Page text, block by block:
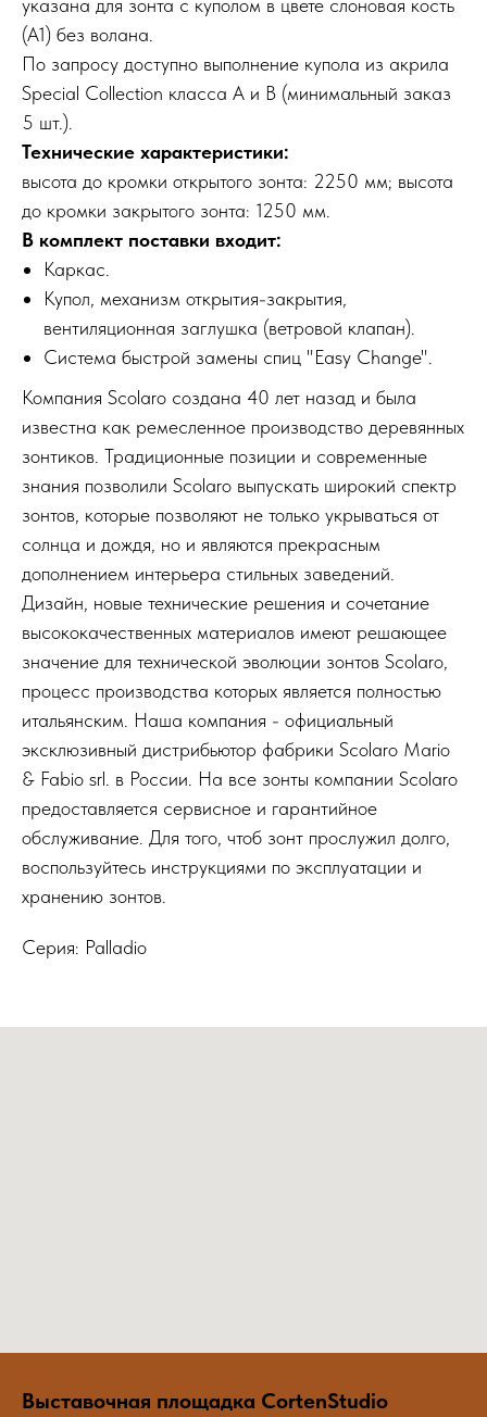
указана для зонта с куполом в цвете слоновая кость
(A1) без волана.
По запросу доступно выполнение купола из акрила
Special Collection класса A и B (минимальный заказ
5 шт.).
Технические характеристики:
высота до кромки открытого зонта: 2250 мм; высота
до кромки закрытого зонта: 1250 мм.
В комплект поставки входит:
Каркас.
Купол, механизм открытия-закрытия,
вентиляционная заглушка (ветровой клапан).
Система быстрой замены спиц "Easy Change".
Компания Scolaro создана 40 лет назад и была
известна как ремесленное производство деревянных
зонтиков. Традиционные позиции и современные
знания позволили Scolaro выпускать широкий спектр
зонтов, которые позволяют не только укрываться от
солнца и дождя, но и являются прекрасным
дополнением интерьера стильных заведений.
Дизайн, новые технические решения и сочетание
высококачественных материалов имеют решающее
значение для технической эволюции зонтов Scolaro,
процесс производства которых является полностью
итальянским. Наша компания - официальный
эксклюзивный дистрибьютор фабрики Scolaro Mario
& Fabio srl. в России. На все зонты компании Scolaro
предоставляется сервисное и гарантийное
обслуживание. Для того, чтоб зонт прослужил долго,
воспользуйтесь инструкциями по эксплуатации и
хранению зонтов.
Серия: Palladio
Выставочная площадка CortenStudio